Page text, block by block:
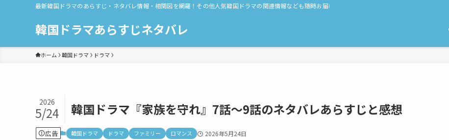
最新韓国ドラマのあらすじ・ネタバレ情報・相関図を網羅！その他人気韓国ドラマの関連情報なども随時お届け！
韓国ドラマあらすじネタバレ
ホーム 韓国ドラマ ドラマ
韓国ドラマ『家族を守れ』7話〜9話のネタバレあらすじと感想
2026
5/24
広告 韓国ドラマ ドラマ ファミリー ロマンス 2026年5月24日